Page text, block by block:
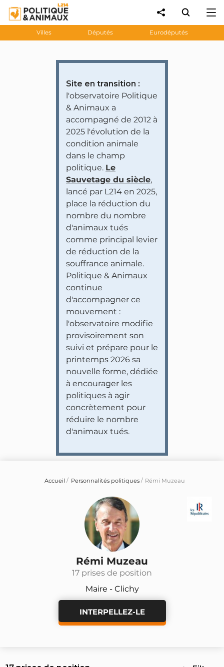
Villes Députés Eurodéputés
Site en transition :
l'observatoire Politique
& Animaux a
accompagné de 2012 à
2025 l'évolution de la
condition animale
dans le champ
politique. Le
Sauvetage du siècle,
lancé par L214 en 2025,
place la réduction du
nombre du nombre
d'animaux tués
comme principal levier
de réduction de la
souffrance animale.
Politique & Animaux
continue
d'accompagner ce
mouvement :
l'observatoire modifie
provisoirement son
suivi et prépare pour le
printemps 2026 sa
nouvelle forme, dédiée
à encourager les
politiques à agir
concrètement pour
réduire le nombre
d'animaux tués.
Accueil Personnalités politiques Rémi Muzeau
Rémi Muzeau
17 prises de position
Maire - Clichy
INTERPELLEZ-LE